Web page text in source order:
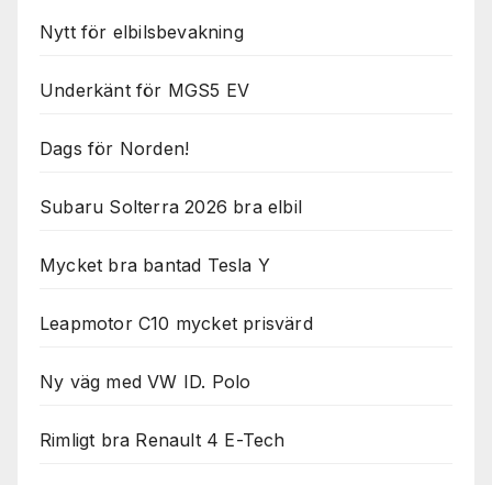
Nytt för elbilsbevakning
Underkänt för MGS5 EV
Dags för Norden!
Subaru Solterra 2026 bra elbil
Mycket bra bantad Tesla Y
Leapmotor C10 mycket prisvärd
Ny väg med VW ID. Polo
Rimligt bra Renault 4 E-Tech